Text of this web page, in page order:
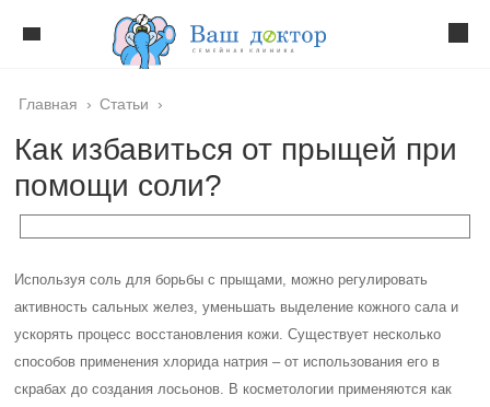
Главная › Статьи ›
Как избавиться от прыщей при
помощи соли?
Используя соль для борьбы с прыщами, можно регулировать
активность сальных желез, уменьшать выделение кожного сала и
ускорять процесс восстановления кожи. Существует несколько
способов применения хлорида натрия – от использования его в
скрабах до создания лосьонов. В косметологии применяются как